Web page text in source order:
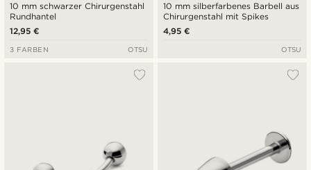
10 mm schwarzer Chirurgenstahl
Rundhantel
12,95 €
3 FARBEN OTSU
10 mm silberfarbenes Barbell aus
Chirurgenstahl mit Spikes
4,95 €
OTSU